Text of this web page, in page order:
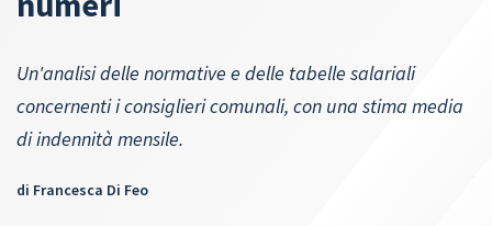
Un'analisi delle normative e delle tabelle salariali
concernenti i consiglieri comunali, con una stima media
di indennità mensile.
di Francesca Di Feo